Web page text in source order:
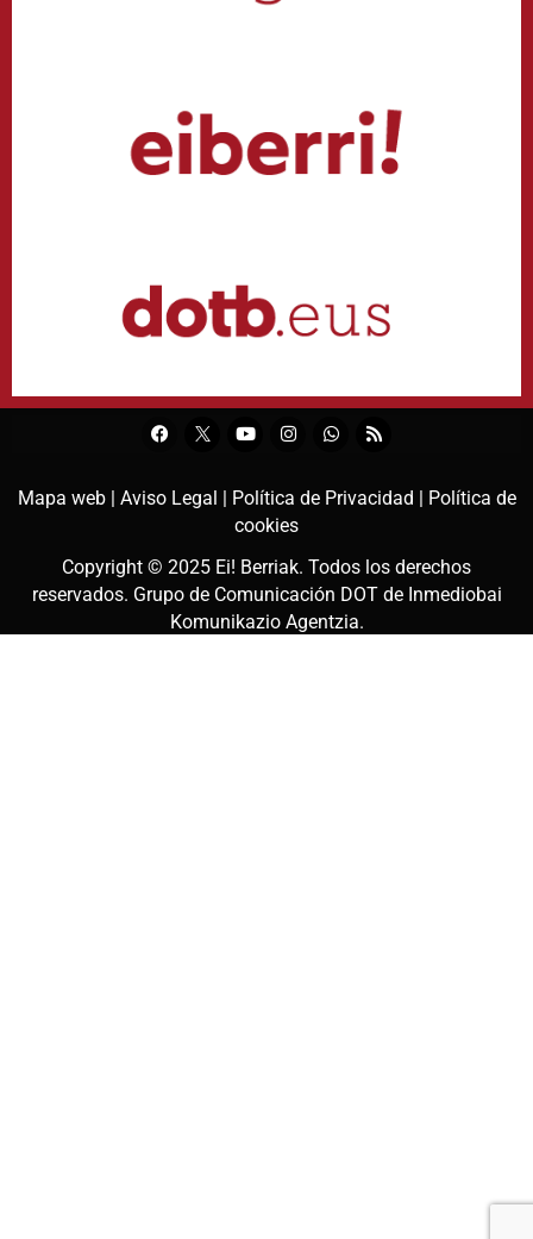
Mapa web | Aviso Legal | Política de Privacidad | Política de
cookies
Copyright © 2025 Ei! Berriak. Todos los derechos
reservados. Grupo de Comunicación DOT de Inmediobai
Komunikazio Agentzia.